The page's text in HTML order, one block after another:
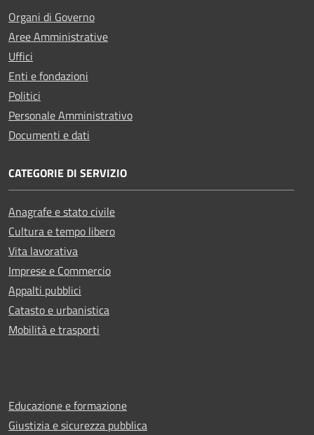
Organi di Governo
Aree Amministrative
Uffici
Enti e fondazioni
Politici
Personale Amministrativo
Documenti e dati
CATEGORIE DI SERVIZIO
Anagrafe e stato civile
Cultura e tempo libero
Vita lavorativa
Imprese e Commercio
Appalti pubblici
Catasto e urbanistica
Mobilità e trasporti
Educazione e formazione
Giustizia e sicurezza pubblica